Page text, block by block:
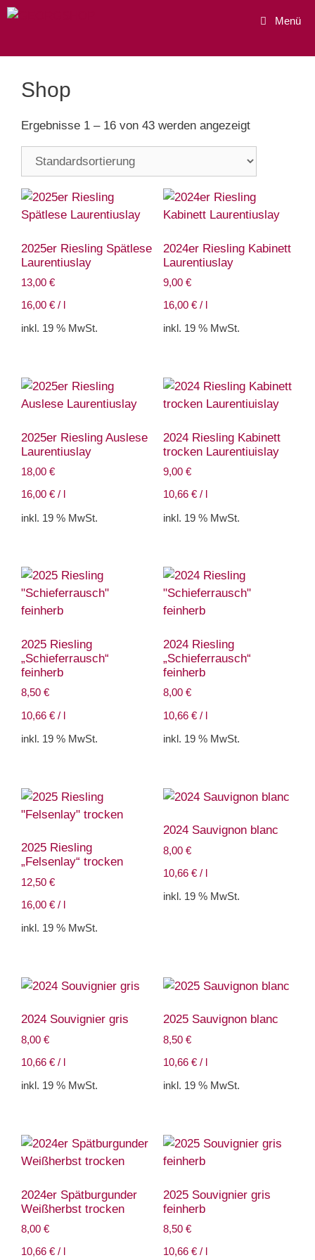
Zum
Menü
Shop
Ergebnisse 1 – 16 von 43 werden angezeigt
2025er Riesling Spätlese
Laurentiuslay
13,00 €
16,00 € /
inkl. 19 % MwSt.
2024er Riesling Kabinett
Laurentiuslay
9,00 €
16,00 €/
inkl. 19 % MwSt.
2025er Riesling Auslese
Laurentiuslay
18,00 €
16,00 € /
inkl. 19 % MwSt.
2024 Riesling Kabinett
trocken Laurentiuislay
9,00 €
10,66 €/
inkl. 19 % MwSt.
2025 Riesling
„Schieferrausch“
feinherb
8,50 €
10,66 € /
inkl. 19 % MwSt.
2024 Riesling
„Schieferrausch“
feinherb
8,00 €
10,66 €/
inkl. 19 % MwSt.
2025 Riesling
„Felsenlay“ trocken
12,50 €
16,00 € /
inkl. 19 % MwSt.
2024 Sauvignon blanc
8,00 €
10,66 €/
inkl. 19 % MwSt.
2024 Souvignier gris
8,00 €
10,66 € /
inkl. 19 % MwSt.
2025 Sauvignon blanc
8,50 €
10,66 €/
inkl. 19 % MwSt.
2024er Spätburgunder
Weißherbst trocken
8,00 €
10,66 € /
2025 Souvignier gris
feinherb
8,50 €
10,66 €/